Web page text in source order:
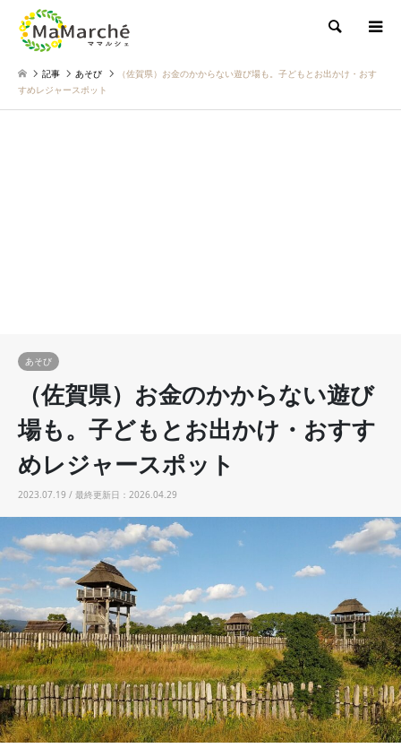
検索
記事 あそび
（佐賀県）お金のかからない遊び場も。子どもとお出かけ・おす
すめレジャースポット
あそび
（佐賀県）お金のかからない遊び
場も。子どもとお出かけ・おすす
めレジャースポット
2023.07.19 / 最終更新日：2026.04.29